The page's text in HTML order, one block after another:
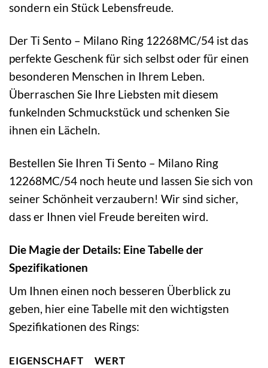
sondern ein Stück Lebensfreude.
Der Ti Sento – Milano Ring 12268MC/54 ist das
perfekte Geschenk für sich selbst oder für einen
besonderen Menschen in Ihrem Leben.
Überraschen Sie Ihre Liebsten mit diesem
funkelnden Schmuckstück und schenken Sie
ihnen ein Lächeln.
Bestellen Sie Ihren Ti Sento – Milano Ring
12268MC/54 noch heute und lassen Sie sich von
seiner Schönheit verzaubern! Wir sind sicher,
dass er Ihnen viel Freude bereiten wird.
Die Magie der Details: Eine Tabelle der
Spezifikationen
Um Ihnen einen noch besseren Überblick zu
geben, hier eine Tabelle mit den wichtigsten
Spezifikationen des Rings:
EIGENSCHAFT
WERT